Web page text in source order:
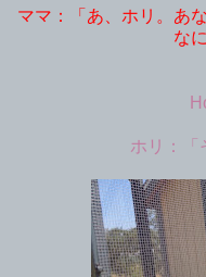
ママ：「あ、ホリ。あ
な
ホリ：